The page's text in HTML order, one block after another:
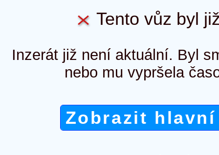
Tento vůz byl
Inzerát již není aktuální. Byl
nebo mu vypršela
Zobrazit